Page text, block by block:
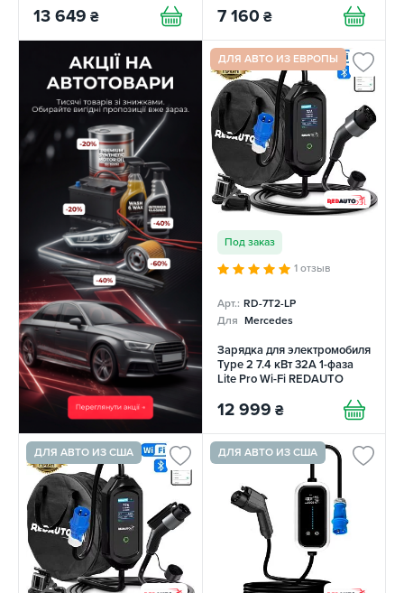
13 649 ₴ 7 160 ₴
ДЛЯ АВТО ИЗ ЕВРОПЫ
Под заказ
1 отзыв
Арт.: RD-7T2-LP
Для Mercedes
Зарядка для электромобиля
Type 2 7.4 кВт 32А 1-фаза
Lite Pro Wi-Fi REDAUTO
12 999 ₴
ДЛЯ АВТО ИЗ США ДЛЯ АВТО ИЗ США